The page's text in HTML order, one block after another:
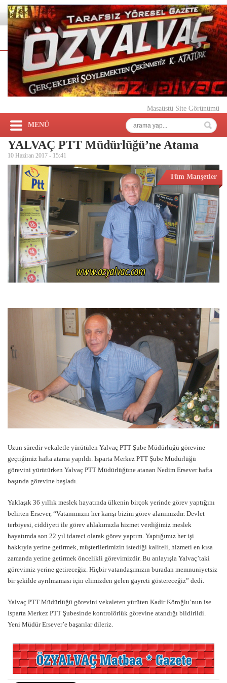
Masaüstü Site Görünümü
MENÜ
YALVAÇ PTT Müdürlüğü’ne Atama
10 Haziran 2017 - 15:41
Tüm Manşetler
Uzun süredir vekaletle yürütülen Yalvaç PTT Şube Müdürlüğü görevine
geçtiğimiz hafta atama yapıldı. Isparta Merkez PTT Şube Müdürlüğü
görevini yürütürken Yalvaç PTT Müdürlüğüne atanan Nedim Ersever hafta
başında görevine başladı.
Yaklaşık 36 yıllık meslek hayatında ülkenin birçok yerinde görev yaptığını
belirten Ersever, “Vatanımızın her karışı bizim görev alanımızdır. Devlet
terbiyesi, ciddiyeti ile görev ahlakımızla hizmet verdiğimiz meslek
hayatımda son 22 yıl idareci olarak görev yaptım. Yaptığımız her işi
hakkıyla yerine getirmek, müşterilerimizin istediği kaliteli, hizmeti en kısa
zamanda yerine getirmek öncelikli görevimizdir. Bu anlayışla Yalvaç’taki
görevimiz yerine getireceğiz. Hiçbir vatandaşımızın buradan memnuniyetsiz
bir şekilde ayrılmaması için elimizden gelen gayreti göstereceğiz” dedi.
Yalvaç PTT Müdürlüğü görevini vekaleten yürüten Kadir Köroğlu’nun ise
Isparta Merkez PTT Şubesinde kontrolörlük görevine atandığı bildirildi.
Yeni Müdür Ersever’e başarılar dileriz.